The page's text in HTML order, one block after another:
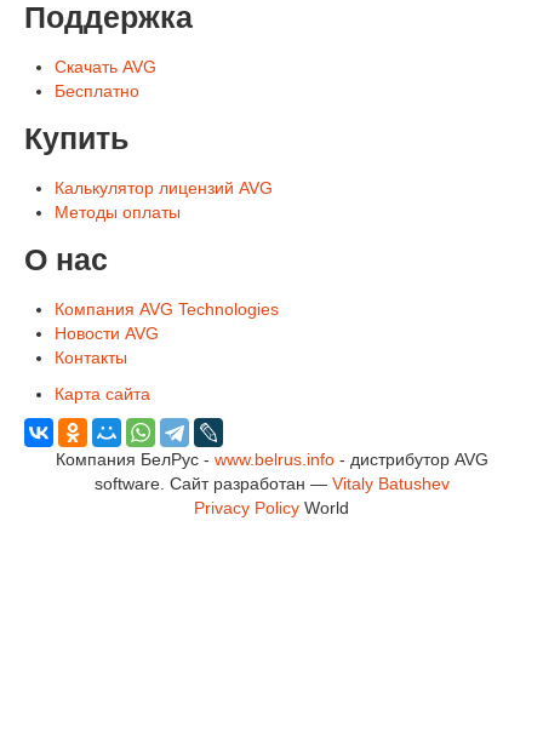
Поддержка
Скачать AVG
Бесплатно
Купить
Калькулятор лицензий AVG
Методы оплаты
О нас
Компания AVG Technologies
Новости AVG
Контакты
Карта сайта
Компания БелРус - www.belrus.info- дистрибутор AVG
software. Сайт разработан — Vitaly Batushev
Privacy Policy World